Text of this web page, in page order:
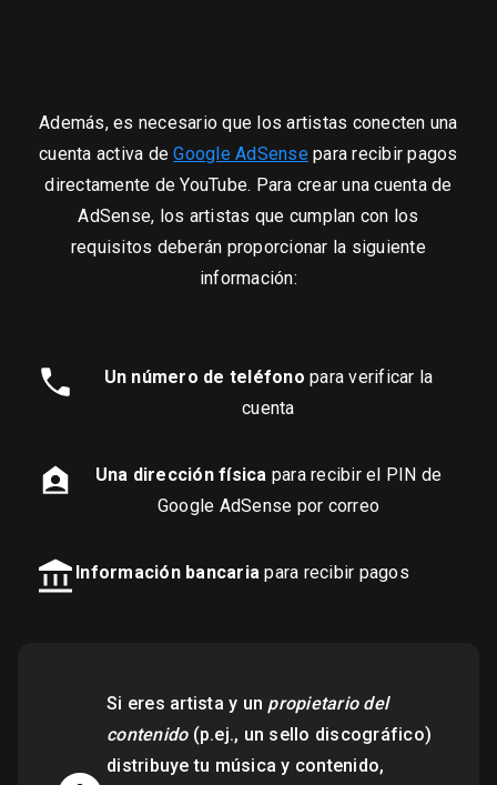
Además, es necesario que los artistas conecten una
cuenta activa deGoogle AdSensepara recibir pagos
directamente de YouTube. Para crear una cuenta de
AdSense, los artistas que cumplan con los
requisitos deberán proporcionar la siguiente
información:
Un número de teléfono para verificar la
cuenta
Una dirección física para recibir el PIN de
Google AdSense por correo
Información bancaria para recibir pagos
Si eres artista y un propietario del
contenido(p.ej., un sello discográfico)
distribuye tu música y contenido,